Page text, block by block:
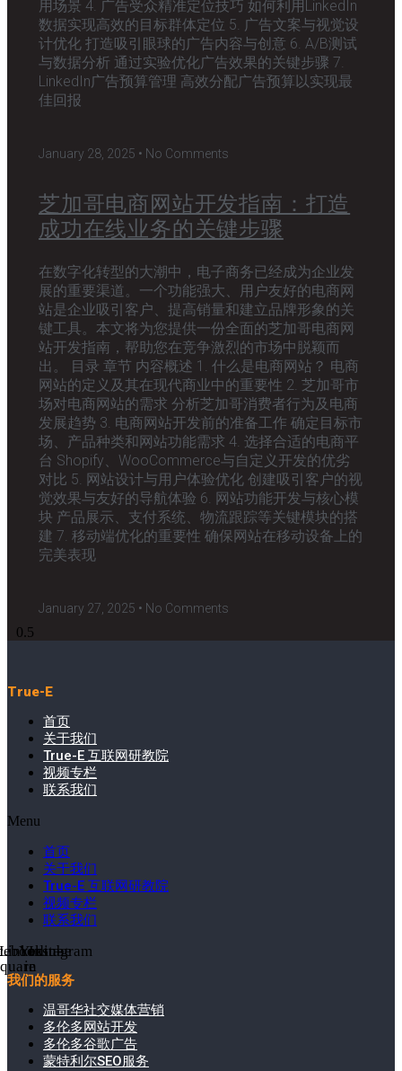
用场景 4. 广告受众精准定位技巧 如何利用LinkedIn
数据实现高效的目标群体定位 5. 广告文案与视觉设
计优化 打造吸引眼球的广告内容与创意 6. A/B测试
与数据分析 通过实验优化广告效果的关键步骤 7.
LinkedIn广告预算管理 高效分配广告预算以实现最
佳回报
January 28, 2025 No Comments
芝加哥电商网站开发指南：打造
成功在线业务的关键步骤
在数字化转型的大潮中，电子商务已经成为企业发
展的重要渠道。一个功能强大、用户友好的电商网
站是企业吸引客户、提高销量和建立品牌形象的关
键工具。本文将为您提供一份全面的芝加哥电商网
站开发指南，帮助您在竞争激烈的市场中脱颖而
出。 目录 章节 内容概述 1. 什么是电商网站？ 电商
网站的定义及其在现代商业中的重要性 2. 芝加哥市
场对电商网站的需求 分析芝加哥消费者行为及电商
发展趋势 3. 电商网站开发前的准备工作 确定目标市
场、产品种类和网站功能需求 4. 选择合适的电商平
台 Shopify、WooCommerce与自定义开发的优劣
对比 5. 网站设计与用户体验优化 创建吸引客户的视
觉效果与友好的导航体验 6. 网站功能开发与核心模
块 产品展示、支付系统、物流跟踪等关键模块的搭
建 7. 移动端优化的重要性 确保网站在移动设备上的
完美表现
January 27, 2025 No Comments
True-E
首页
关于我们
True-E 互联网研教院
视频专栏
联系我们
Menu
首页
关于我们
True-E 互联网研教院
视频专栏
联系我们
in
Youtube
Instagram
我们的服务
温哥华社交媒体营销
多伦多网站开发
多伦多谷歌广告
蒙特利尔SEO服务